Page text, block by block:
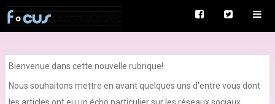
Bienvenue dans cette nouvelle rubrique!
Nous souhaitons mettre en avant quelques uns d'entre vous dont